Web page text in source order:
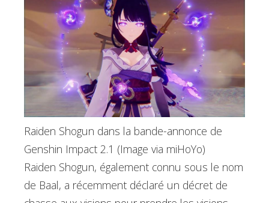
Raiden Shogun dans la bande-annonce de
Genshin Impact 2.1 (Image via miHoYo)
Raiden Shogun, également connu sous le nom
de Baal, a récemment déclaré un décret de